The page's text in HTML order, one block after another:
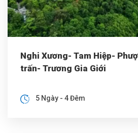
Nghi Xương- Tam Hiệp-
trấn- Trương Gia Giới
5 Ngày - 4 Đêm